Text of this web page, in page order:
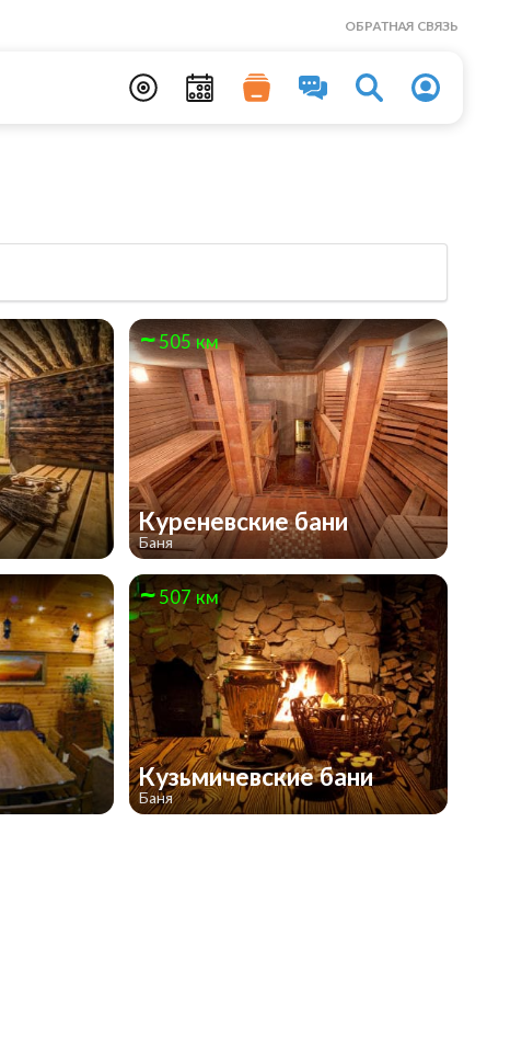
ОБРАТНАЯ СВЯЗЬ
505 км
Куреневские бани
Баня
507 км
Кузьмичевские бани
Баня